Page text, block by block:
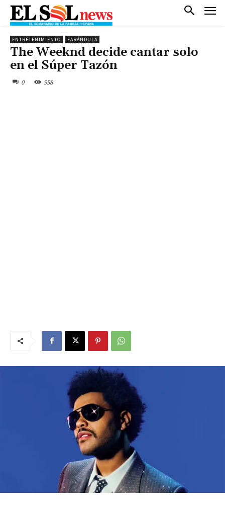
ENTRETENIMIENTO FARÁNDULA
The Weeknd decide cantar solo
en el Súper Tazón
0 958